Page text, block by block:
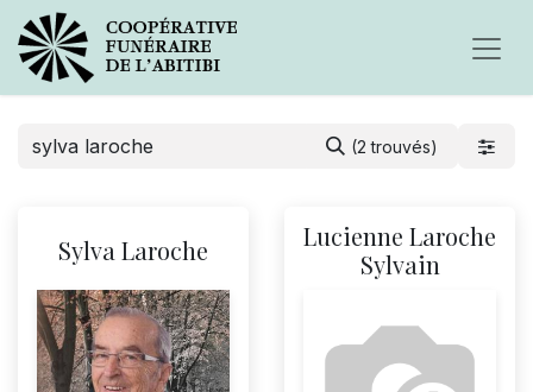
(2 trouvés)
Sylva Laroche
Lucienne Laroche
Sylvain